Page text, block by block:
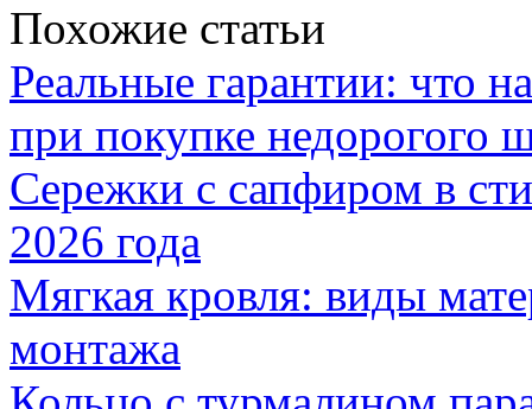
Похожие статьи
Реальные гарантии: что
при покупке недорогого
Сережки с сапфиром в
2026 года
Мягкая кровля: виды
монтажа